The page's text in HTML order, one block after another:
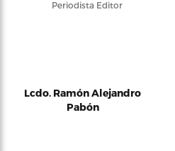
Periodista Editor
Lcdo. Ramón Alejandro
Pabón